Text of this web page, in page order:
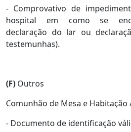
- Comprovativo de
hospital em como se
declaração do lar ou
testemunhas).
(F) Outros
Comunhão de Mesa e Habitação
- Documento de identificação